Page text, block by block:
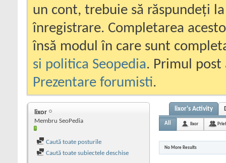
un cont, trebuie să răspundeți
înregistrare. Completarea
însă modul în care sunt
si politica Seopedia. Primul
Prezentare forumisti.
lixor
Membru SeoPedia
Caută toate posturile
Caută toate subiectele deschise
lixor's Activity
All lixor
No More Results